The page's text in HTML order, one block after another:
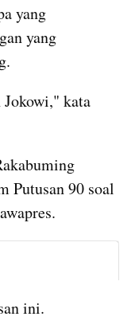
yang
yang
Jokowi," kata
Putusan 90 soal
ini.